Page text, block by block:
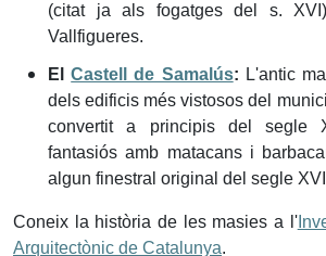
(citat ja als fogatges del s.
Vallfigueres.
ElCastell de Samalús: L'antic
dels edificis més vistosos del
convertit a principis del segle
fantasiós amb matacans i
algun finestral original del segle
Coneix la història de les masies a l'
Arquitectònic de Catalunya.